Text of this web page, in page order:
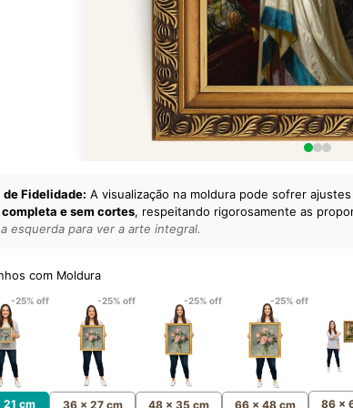
do mundo
renomados
artesanal em
Pigmentação Mineral.
de Fidelidade: A visualização na moldura pode sofrer
e sem cortes, respeitando rigorosamente as
esquerda para ver a arte integral.
com Moldura
-25% off
21 cm
-25% off
36 x 27 cm
-25% off
48 x 35 cm
-25% off
66 x 48 cm 86 x